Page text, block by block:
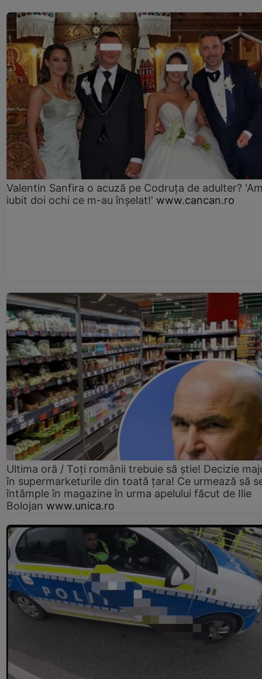
Valentin Sanfira o acuză pe Codruța de adulter?
iubit doi ochi ce m-au înșelat!' www.cancan.ro
Ultima oră / Toți românii trebuie să știe! Decizie
în supermarketurile din toată țara! Ce urmează să
întâmple în magazine în urma apelului făcut de Ilie
Bolojan www.unica.ro